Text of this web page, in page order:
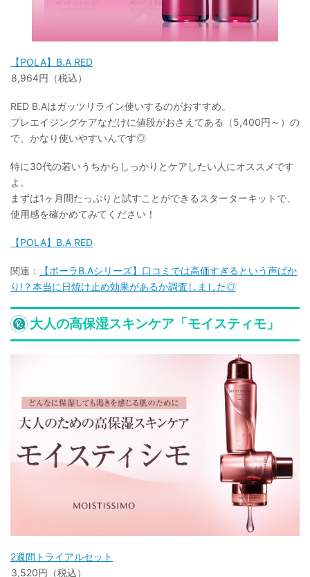
【POLA】B.A RED
8,964円（税込）
RED B.Aはガッツリライン使いするのがおすすめ。
プレエイジングケアなだけに値段がおさえてある（5,400円～）の
で、かなり使いやすいんです◎
特に30代の若いうちからしっかりとケアしたい人にオススメです
よ。
まずは1ヶ月間たっぷりと試すことができるスターターキットで、
使用感を確かめてみてください！
【POLA】B.A RED
関連：
【ポーラB.Aシリーズ】口コミでは高価すぎるという声ばか
り!？本当に日焼け止め効果があるか調査しました◎
大人の高保湿スキンケア「モイスティモ」
2週間トライアルセット
3,520円（税込）